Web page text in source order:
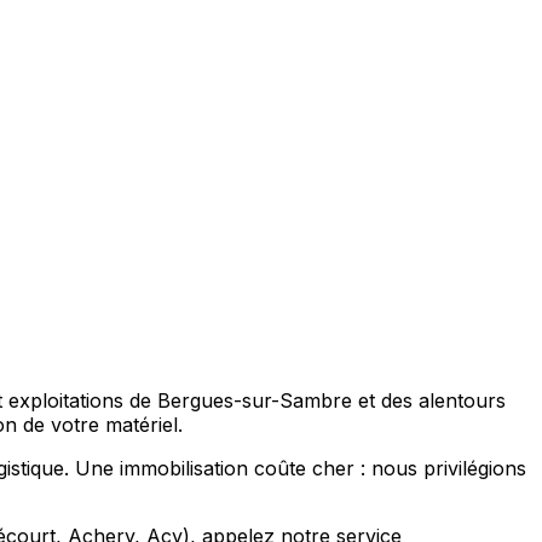
de Bergues-sur-Sambre et des alentours
de votre matériel.
Une immobilisation coûte cher : nous privilégions
Achery, Acy), appelez notre service